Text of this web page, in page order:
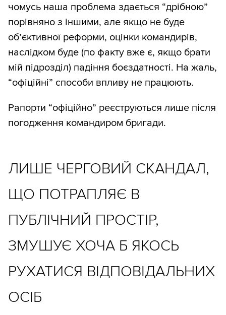
чомусь наша проблема здається “дрібною”
порівняно з іншими, але якщо не буде
об’єктивної реформи, оцінки командирів,
наслідком буде (по факту вже є, якщо брати
мій підрозділ) падіння боєздатності. На жаль,
“офіційні” способи впливу не працюють.
Рапорти “офіційно” реєструються лише після
погодження командиром бригади.
ЛИШЕ ЧЕРГОВИЙ СКАНДАЛ,
ЩО ПОТРАПЛЯЄ В
ПУБЛІЧНИЙ ПРОСТІР,
ЗМУШУЄ ХОЧА Б ЯКОСЬ
РУХАТИСЯ ВІДПОВІДАЛЬНИХ
ОСІБ